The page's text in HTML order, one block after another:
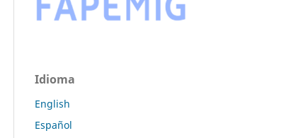
Idioma
English
Español